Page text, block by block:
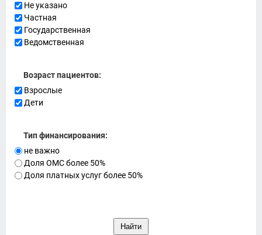
Не указано
Частная
Государственная
Ведомственная
Возраст пациентов:
Взрослые
Дети
Тип финансирования:
не важно
Доля ОМС более 50%
Доля платных услуг более 50%